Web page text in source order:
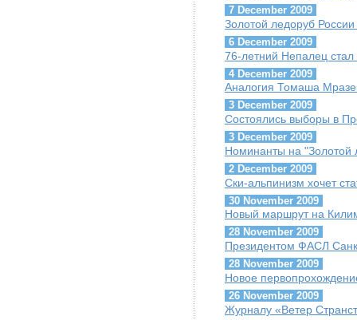
7 December 2009
Золотой ледоруб России
6 December 2009
76-летний Непалец
4 December 2009
Аналогия Томаша
3 December 2009
Состоялись выборы в
3 December 2009
Номинанты на "Золотой
2 December 2009
Ски-альпинизм хочет
30 November 2009
Новый маршрут на
28 November 2009
Президентом ФАСЛ
28 November 2009
Новое
26 November 2009
Журналу «Ветер